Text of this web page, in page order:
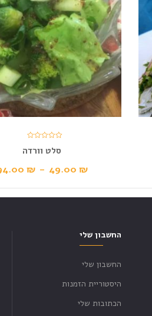
סלט וורדה
49.00 ₪
–
₪
החשבון שלי
החשבון שלי
היסטוריית הזמנות
הכתובות שלי